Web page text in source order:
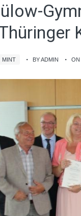
MINT BY ADMIN ON